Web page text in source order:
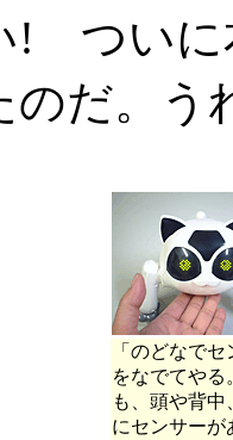
! ついに
のだ。う
「のどなでセ
をなでてやる
も、頭や背中
にセンサーが